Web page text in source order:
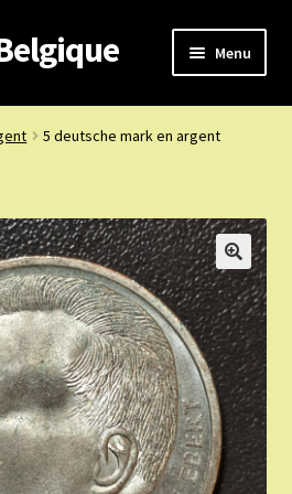
Menu
or en Belgique
5 deutsche mark en argent